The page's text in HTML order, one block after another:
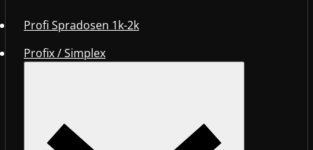
Profi Spradosen 1k-2k
Profix / Simplex